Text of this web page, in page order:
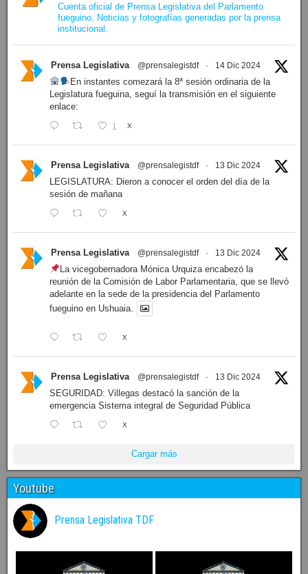
Cuenta oficial de Prensa Legislativa del Parlamento
fueguino. Noticias y fotografías generadas por la prensa
institucional.
Prensa Legislativa @prensalegistdf · 14 Dic 2024
En instantes comezará la 8ª sesión ordinaria de la
Legislatura fueguina, seguí la transmisión en el siguiente
enlace:
1 X
Prensa Legislativa @prensalegistdf · 13 Dic 2024
LEGISLATURA: Dieron a conocer el orden del día de la
sesión de mañana
X
Prensa Legislativa @prensalegistdf · 13 Dic 2024
La vicegobernadora Mónica Urquiza encabezó la
reunión de la Comisión de Labor Parlamentaria, que se llevó
adelante en la sede de la presidencia del Parlamento
fueguino en Ushuaia.
X
Prensa Legislativa @prensalegistdf · 13 Dic 2024
SEGURIDAD: Villegas destacó la sanción de la
emergencia Sistema integral de Seguridad Pública
X
Cargar más
Youtube
Prensa Legislativa TDF